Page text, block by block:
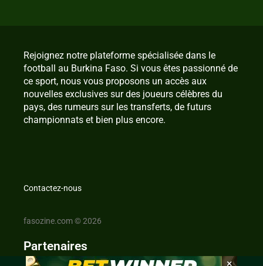
Rejoignez notre plateforme spécialisée dans le
football au Burkina Faso. Si vous êtes passionné de
ce sport, nous vous proposons un accès aux
nouvelles exclusives sur des joueurs célèbres du
pays, des rumeurs sur les transferts, de futurs
championnats et bien plus encore.
Contactez-nous
fasozine.com © 2026
Partenaires
×